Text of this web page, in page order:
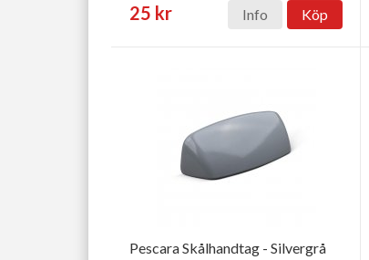
25 kr Info Köp
Pescara Skålhandtag - Silvergrå